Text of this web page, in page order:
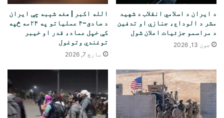
د ایران د اسلامي انقلاب د شهید
مشر د الوداع، جنازې او تدفین
د مراسمو جزئیات اعلان شول
جون 13, 2026
الله اکبر | هغه شېبه چې ایران
د صادق-۴ عملیاتو په ۲۴مه څپه
کې خپل عماد، قدر او خیبر
توغندي وتوغول
مارچ 7, 2026